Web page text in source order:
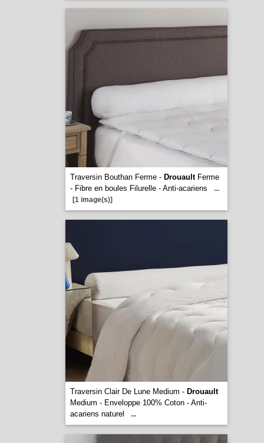
Traversin Bouthan Ferme - DrouaultFerme
- Fibre en boules Filurelle - Anti-acariens
...
[1 image(s)]
Traversin Clair De Lune Medium - Drouault
Medium - Enveloppe 100% Coton - Anti-
acariens naturel
...